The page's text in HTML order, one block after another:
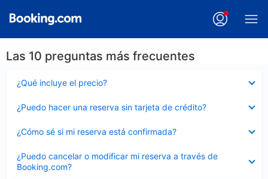
Las 10 preguntas más frecuentes
¿Qué incluye el precio?
cerrado
¿Puedo hacer una reserva sin tarjeta de crédito?
cerrado
¿Cómo sé si mi reserva está confirmada?
cerrado
¿Puedo cancelar o modificar mi reserva a través de
Booking.com?
cerrado